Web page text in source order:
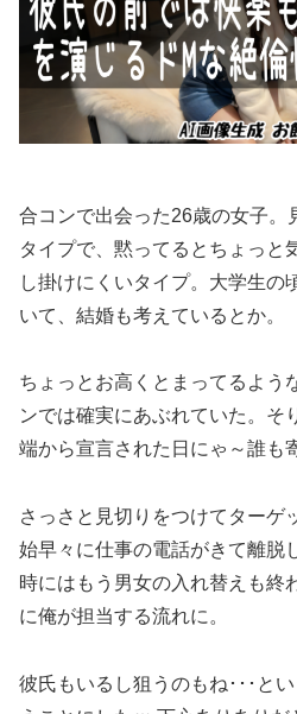
合コンで出会った26歳の女子。
タイプで、黙ってるとちょっと
し掛けにくいタイプ。大学生の
いて、結婚も考えているとか。
ちょっとお高くとまってるよう
ンでは確実にあぶれていた。そ
端から宣言された日にゃ～誰も
さっさと見切りをつけてターゲ
始早々に仕事の電話がきて離脱
時にはもう男女の入れ替えも終
に俺が担当する流れに。
彼氏もいるし狙うのもね･･･と